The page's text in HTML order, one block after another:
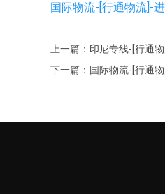
国际物流-[行通物流]-
上一篇：印尼专线-[行通
下一篇：国际物流-[行通